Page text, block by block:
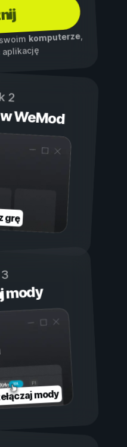
komputerze,
2
WeMod
grę
mody
Wł.
mody